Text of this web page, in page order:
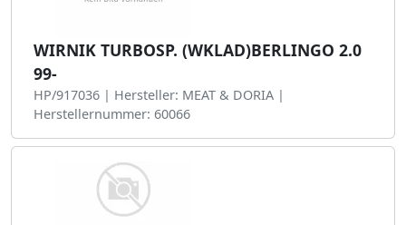
WIRNIK TURBOSP. (WKLAD)BERLINGO 2.0
99-
HP/917036 | Hersteller: MEAT & DORIA |
Herstellernummer: 60066